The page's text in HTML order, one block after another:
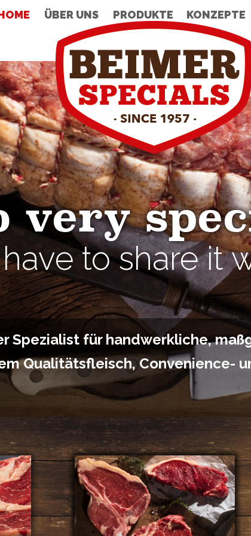
ÜBER UNS PRODUKTE KONZEPTE
very
to share it
Spezialist für handwerkliche,
Qualitätsfleisch, Convenience-